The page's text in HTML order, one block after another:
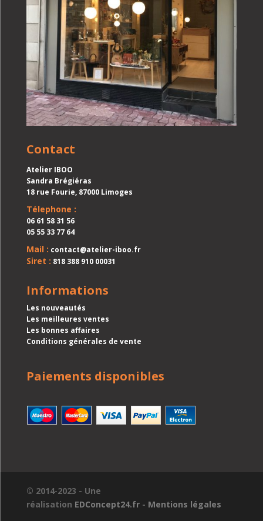
Contact
Atelier IBOO
Sandra Brégiéras
18 rue Fourie, 87000 Limoges
Télephone :
06 61 58 31 56
05 55 33 77 64
Mail : contact@atelier-iboo.fr
Siret : 818 388 910 00031
Informations
Les nouveautés
Les meilleures ventes
Les bonnes affaires
Conditions générales de vente
Paiements disponibles
© 2014-2023 - Une
réalisation EDConcept24.fr - Mentions légales